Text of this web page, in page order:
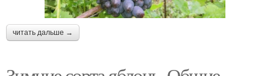
читать дальше →